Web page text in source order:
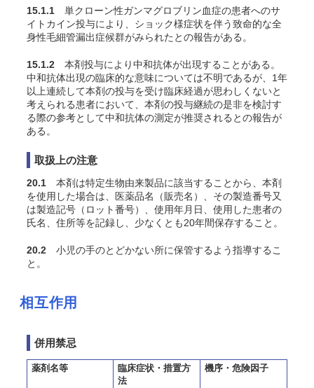
15.1.1 単クローン性ガンマグロブリン血症の患者へのサ
イトカイン投与により、ショック様症状を伴う致命的な全
身性毛細管漏出症候群がみられたとの報告がある。
15.1.2 本剤投与により中和抗体が出現することがある。
中和抗体出現の臨床的な意味については不明であるが、1年
以上連続して本剤の投与を受け臨床経過が思わしくないと
考えられる患者において、本剤の投与継続の是非を検討す
る際の参考として中和抗体の測定が推奨されるとの報告が
ある。
取扱上の注意
20.1 本剤は特定生物由来製品に該当することから、本剤
を使用した場合は、医薬品名（販売名）、その製造番号又
は製造記号（ロット番号）、使用年月日、使用した患者の
氏名、住所等を記録し、少なくとも20年間保存すること。
20.2 小児の手のとどかない所に保管するよう指導するこ
と。
相互作用
併用禁忌
薬剤名等
臨床症状・措置方
法
機序・危険因子